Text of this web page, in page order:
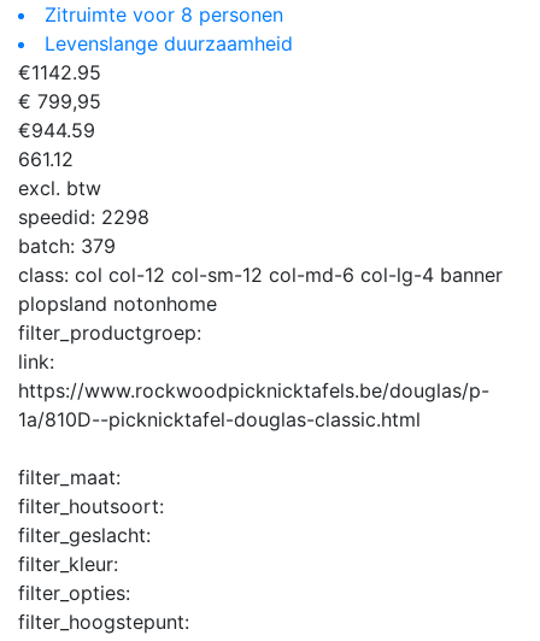
Zitruimte voor 8 personen
Levenslange duurzaamheid
€1142.95
€ 799,95
€944.59
661.12
excl. btw
speedid: 2298
batch: 379
class: col col-12 col-sm-12 col-md-6 col-lg-4 banner
plopsland notonhome
filter_productgroep:
link:
https://www.rockwoodpicknicktafels.be/douglas/p-
1a/810D--picknicktafel-douglas-classic.html
filter_maat:
filter_houtsoort:
filter_geslacht:
filter_kleur:
filter_opties:
filter_hoogstepunt: